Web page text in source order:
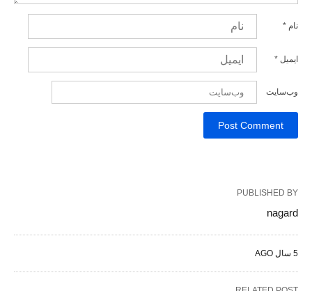
نام *
ایمیل *
وب‌سایت
PUBLISHED BY
nagard
5 سال AGO